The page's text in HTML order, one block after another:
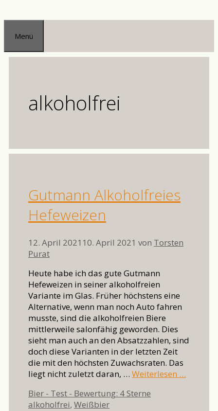
Zum
Inhalt
springen
Menü
alkoholfrei
Gutmann Alkoholfreies
Hefeweizen
12. April 2021 10. April 2021 von Torsten
Purat
Heute habe ich das gute Gutmann
Hefeweizen in seiner alkoholfreien
Variante im Glas. Früher höchstens eine
Alternative, wenn man noch Auto fahren
musste, sind die alkoholfreien Biere
mittlerweile salonfähig geworden. Dies
sieht man auch an den Absatzzahlen, sind
doch diese Varianten in der letzten Zeit
die mit den höchsten Zuwachsraten. Das
liegt nicht zuletzt daran, … Weiterlesen …
Kategorien
Bier - Test - Bewertung: 4 Sterne
alkoholfrei, Weißbier